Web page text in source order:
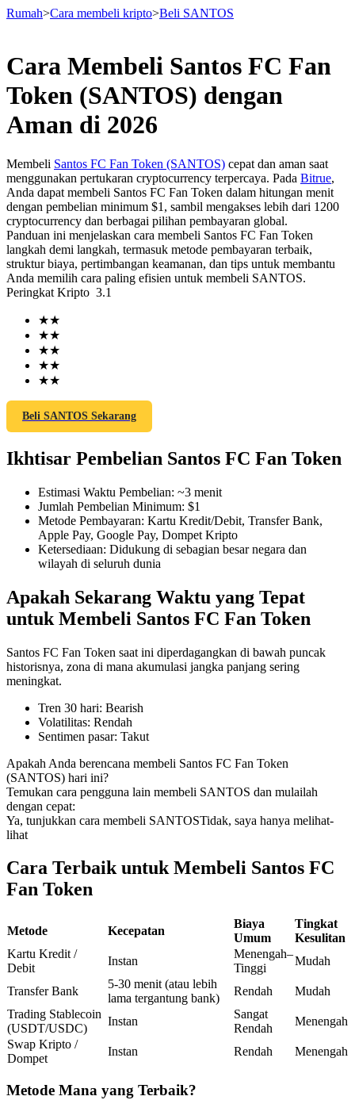
Berjangka
USDT Berjangka
Kontrak berjangka menggunakan USDT sebagai jaminannya
Mata Uang Kripto Berjangka
TradFi
Derivatif saham, forex, logam mulia, dan komoditas
USDC Berjangka
Kontrak berjangka menggunakan USDC sebagai jaminannya
Copy Trading
Rumah>Cara membeli kripto>Beli SANTOS
Cara Membeli Santos FC Fan
Token (SANTOS) dengan
Aman di 2026
Membeli Santos FC Fan Token (SANTOS) cepat dan aman saat
menggunakan pertukaran cryptocurrency terpercaya. Pada Bitrue,
Anda dapat membeli Santos FC Fan Token dalam hitungan menit
dengan pembelian minimum $1, sambil mengakses lebih dari 1200
cryptocurrency dan berbagai pilihan pembayaran global.
Panduan ini menjelaskan cara membeli Santos FC Fan Token
langkah demi langkah, termasuk metode pembayaran terbaik,
struktur biaya, pertimbangan keamanan, dan tips untuk membantu
Anda memilih cara paling efisien untuk membeli SANTOS.
Peringkat Kripto 3.1
★★
★★
★★
★★
★★
Beli SANTOS Sekarang
Ikhtisar Pembelian Santos FC Fan Token
Estimasi Waktu Pembelian: ~3 menit
Jumlah Pembelian Minimum: $1
Metode Pembayaran: Kartu Kredit/Debit, Transfer Bank,
Apple Pay, Google Pay, Dompet Kripto
Ketersediaan: Didukung di sebagian besar negara dan
wilayah di seluruh dunia
Apakah Sekarang Waktu yang Tepat
untuk Membeli Santos FC Fan Token
Santos FC Fan Token saat ini diperdagangkan di bawah puncak
historisnya, zona di mana akumulasi jangka panjang sering
meningkat.
Tren 30 hari: Bearish
Volatilitas: Rendah
Sentimen pasar: Takut
Apakah Anda berencana membeli Santos FC Fan Token
(SANTOS) hari ini?
Temukan cara pengguna lain membeli SANTOS dan mulailah
dengan cepat:
Ya, tunjukkan cara membeli SANTOSTidak, saya hanya melihat-
lihat
Cara Terbaik untuk Membeli Santos FC
Fan Token
Metode Kecepatan
Biaya
Umum
Tingkat
Kesulitan
Kartu Kredit /
Debit
Instan
Menengah–
Tinggi
Mudah
Transfer Bank
5-30 menit (atau lebih
lama tergantung bank)
Rendah
Mudah
Trading Stablecoin
(USDT/USDC)
Instan
Sangat
Rendah
Menengah
Swap Kripto /
Dompet
Instan Rendah Menengah
Metode Mana yang Terbaik?